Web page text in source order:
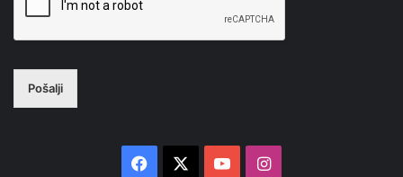
Pošalji
Facebook YouTubeInstagram